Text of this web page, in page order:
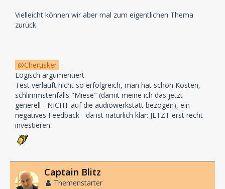
Vielleicht können wir aber mal zum eigentlichen Thema
zurück.
Cherusker :
Logisch argumentiert.
Test verläuft nicht so erfolgreich, man hat schon Kosten,
schlimmstenfalls "Miese" (damit meine ich das jetzt
generell - NICHT auf die audiowerkstatt bezogen), ein
negatives Feedback - da ist natürlich klar: JETZT erst recht
investieren.
Captain Blitz
Themenstarter